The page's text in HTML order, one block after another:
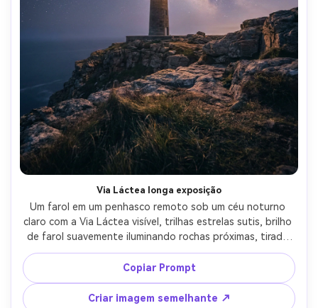
Via Láctea longa exposição
Um farol em um penhasco remoto sob um céu noturno
claro com a Via Láctea visível, trilhas estrelas sutis, brilho
de farol suavemente iluminando rochas próximas, tirado
em Sony A7S III, lente de 20 mm, f/1.8, olhar de longa
exposição, astrofotografia limpa, céu ultra-realista,
classificação cinematográfica legal, texturas nítidas no
primeiro plano-AR 4:5
Copiar Prompt
Criar imagem semelhante ↗